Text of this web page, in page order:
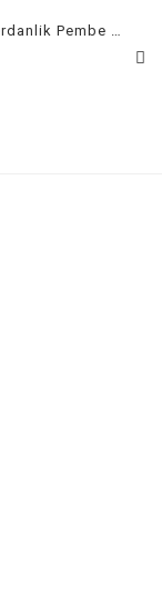
Angelic:Gerdanlik Pembe Altin Kaplama